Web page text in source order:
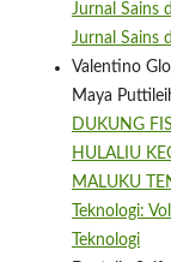
Jurnal Sains
Jurnal Sains
Valentino
Maya
DUKUNG
HULALIU
MALUKU
Teknologi:
Teknologi